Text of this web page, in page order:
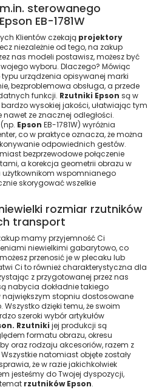
sterowanego
EB-1781W
Klientów czekają projektory
niezależnie od tego, na zakup
nas modeli postawisz, możesz być
wyboru. Dlaczego? Mówiąc
typu urządzenia opisywanej marki
bezproblemowa obsługa, a przede
funkcji. Rzutniki Epson są w
wysokiej jakości, ułatwiając tym
ze znacznej odległości.
Epson EB-1781W) wyróżnia
co w praktyce oznacza, że można
odpowiednich gestów.
bezprzewodowe połączenie
a korekcja geometrii obrazu w
wspomnianego
skorygować wszelkie
rozmiar rzutników
transport
mamy przyjemność Ci
niewielkimi gabarytowo, co
przenosić je w plecaku lub
Ci to również charakterystyczna dla
z przygotowanej przez nas
nabycia dokładnie takiego
największym stopniu dostosowane
dzięki temu, że swoim
szeroki wybór artykułów
Rzutniki jej produkcji są
formatu obrazu, okresu
oraz rodzaju akcesoriów, razem z
natomiast objęte zostały
że w razie jakichkolwiek
jesteśmy do Twojej dyspozycji,
rzutników Epson.